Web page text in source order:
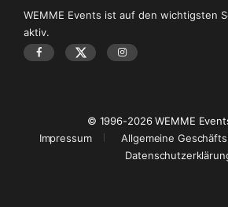
WEMME Events ist auf den wichtigsten
aktiv.
© 1996-2026 WEMME
Impressum
Allgemeine